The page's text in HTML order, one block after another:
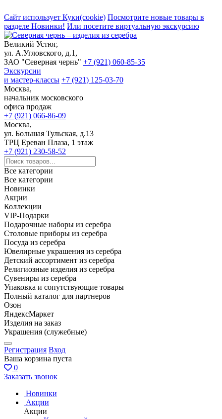
Сайт использует Куки(cookie) Посмотрите новые товары в
разделе Новинки! Или посетите виртуальную экскурсию
Великий Устюг,
ул. А.Угловского, д.1,
ЗАО "Северная чернь" +7 (921) 060-85-35
Экскурсии
и мастер-классы +7 (921) 125-03-70
Москва,
начальник московского
офиса продаж
+7 (921) 066-86-09
Москва,
ул. Большая Тульская, д.13
ТРЦ Ереван Плаза, 1 этаж
+7 (921) 230-58-52
Все категории
Все категории
Новинки
Акции
Коллекции
VIP-Подарки
Подарочные наборы из серебра
Столовые приборы из серебра
Посуда из серебра
Ювелирные украшения из серебра
Детский ассортимент из серебра
Религиозные изделия из серебра
Сувениры из серебра
Упаковка и сопутствующие товары
Полный каталог для партнеров
Озон
ЯндексМаркет
Изделия на заказ
Украшения (служебные)
Регистрация Вход
Ваша корзина пуста
0
Заказать звонок
Новинки
Акции
Акции